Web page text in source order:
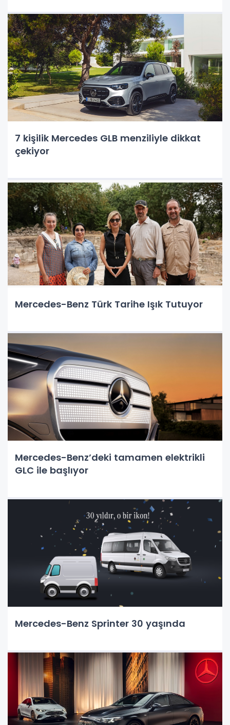
7 kişilik Mercedes GLB menziliyle dikkat
çekiyor
Mercedes-Benz Türk Tarihe Işık Tutuyor
Mercedes-Benz’deki tamamen elektrikli
GLC ile başlıyor
Mercedes-Benz Sprinter 30 yaşında